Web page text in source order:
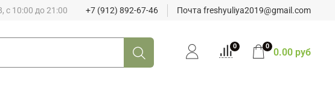
с 10:00 до 21:00 +7 (912) 892-67-46 Почта freshyuliya2019@gmail.com
0 0 0.00 руб